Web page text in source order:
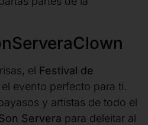
el Festival de
el evento perfecto para ti.
y artistas de todo el
Servera para deleitar al